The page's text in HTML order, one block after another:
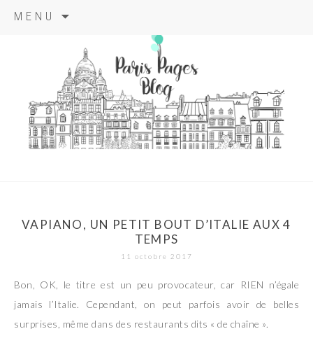
MENU
principal
paris pages
blog
VAPIANO, UN PETIT BOUT D’ITALIE AUX 4
TEMPS
11 octobre 2017
Bon, OK, le titre est un peu provocateur, car RIEN n’égale
jamais l’Italie. Cependant, on peut parfois avoir de belles
surprises, même dans des restaurants dits « de chaîne ».